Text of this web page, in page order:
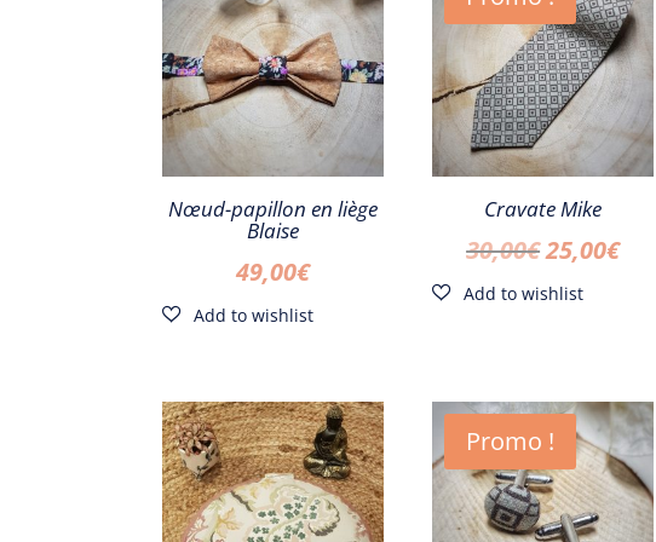
Nœud-papillon en liège
Blaise
49,00€
Cravate Mike
30,00€Le
prix
30,00€.
25,00€Le
Promo !